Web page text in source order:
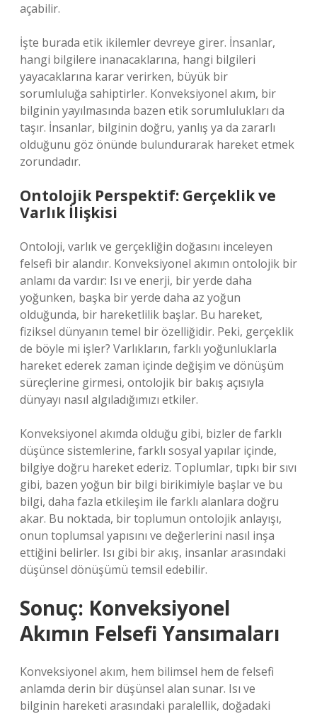
açabilir.
İşte burada etik ikilemler devreye girer. İnsanlar,
hangi bilgilere inanacaklarına, hangi bilgileri
yayacaklarına karar verirken, büyük bir
sorumluluğa sahiptirler. Konveksiyonel akım, bir
bilginin yayılmasında bazen etik sorumlulukları da
taşır. İnsanlar, bilginin doğru, yanlış ya da zararlı
olduğunu göz önünde bulundurarak hareket etmek
zorundadır.
Ontolojik Perspektif: Gerçeklik ve
Varlık İlişkisi
Ontoloji, varlık ve gerçekliğin doğasını inceleyen
felsefi bir alandır. Konveksiyonel akımın ontolojik bir
anlamı da vardır: Isı ve enerji, bir yerde daha
yoğunken, başka bir yerde daha az yoğun
olduğunda, bir hareketlilik başlar. Bu hareket,
fiziksel dünyanın temel bir özelliğidir. Peki, gerçeklik
de böyle mi işler? Varlıkların, farklı yoğunluklarla
hareket ederek zaman içinde değişim ve dönüşüm
süreçlerine girmesi, ontolojik bir bakış açısıyla
dünyayı nasıl algıladığımızı etkiler.
Konveksiyonel akımda olduğu gibi, bizler de farklı
düşünce sistemlerine, farklı sosyal yapılar içinde,
bilgiye doğru hareket ederiz. Toplumlar, tıpkı bir sıvı
gibi, bazen yoğun bir bilgi birikimiyle başlar ve bu
bilgi, daha fazla etkileşim ile farklı alanlara doğru
akar. Bu noktada, bir toplumun ontolojik anlayışı,
onun toplumsal yapısını ve değerlerini nasıl inşa
ettiğini belirler. Isı gibi bir akış, insanlar arasındaki
düşünsel dönüşümü temsil edebilir.
Sonuç: Konveksiyonel
Akımın Felsefi Yansımaları
Konveksiyonel akım, hem bilimsel hem de felsefi
anlamda derin bir düşünsel alan sunar. Isı ve
bilginin hareketi arasındaki paralellik, doğadaki